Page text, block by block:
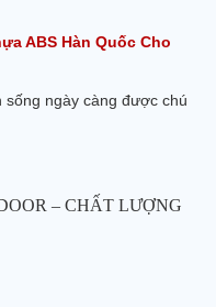
ABS Hàn Quốc Cho
sống ngày càng được chú